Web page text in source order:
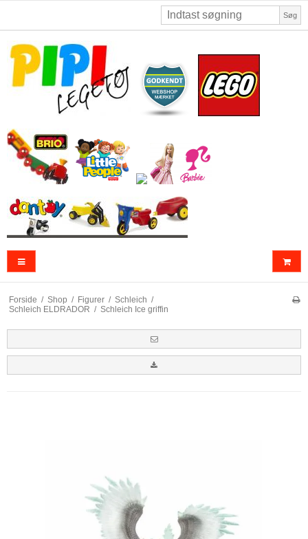
Søg
Forside / Shop / Figurer / Schleich /
Schleich ELDRADOR / Schleich Ice griffin